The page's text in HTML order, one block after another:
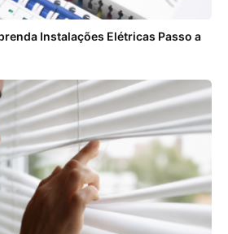
ANÚNCIOS
Instalações Elétricas Passo a